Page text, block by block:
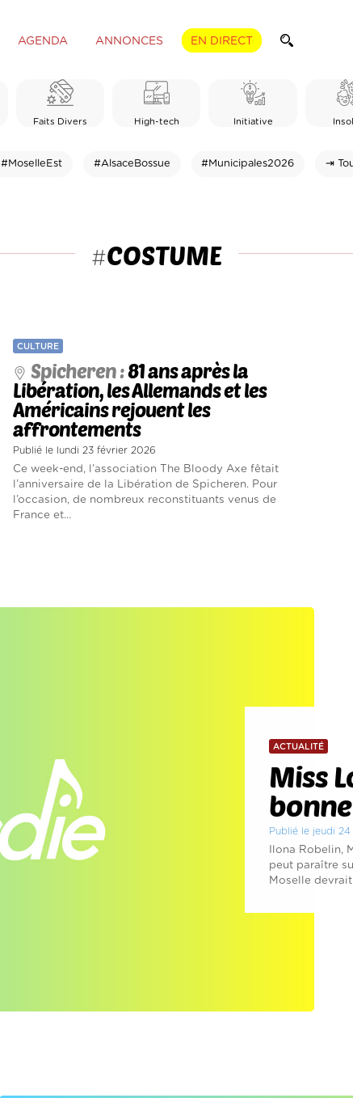
AGENDA ANNONCES EN DIRECT
Faits Divers High-tech Initiative
#MoselleEst #AlsaceBossue #Municipales2026 ⇥
#COSTUME
CULTURE
Spicheren :81 ans après la
Libération, les Allemands et les
Américains rejouent les
affrontements
Publié le lundi 23 février 2026
Ce week-end, l’association The Bloody Axe fêtait
l’anniversaire de la Libération de Spicheren. Pour
l’occasion, de nombreux reconstituants venus de
France et...
ACTUALITÉ
Miss
Publié le jeudi
Ilona Robelin,
peut paraître
Moselle